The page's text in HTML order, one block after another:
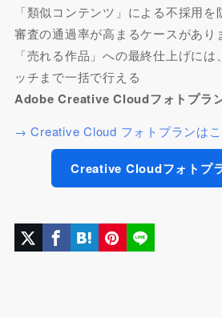
「類似コンテンツ」による不採用を
審査の通過率が高まるケースがあり
「売れる作品」への最終仕上げに
ッチまで一括で行える
Adobe Creative Cloudフォトプラ
→ Creative Cloud フォトプランはこ
Creative Cloudフォトプ